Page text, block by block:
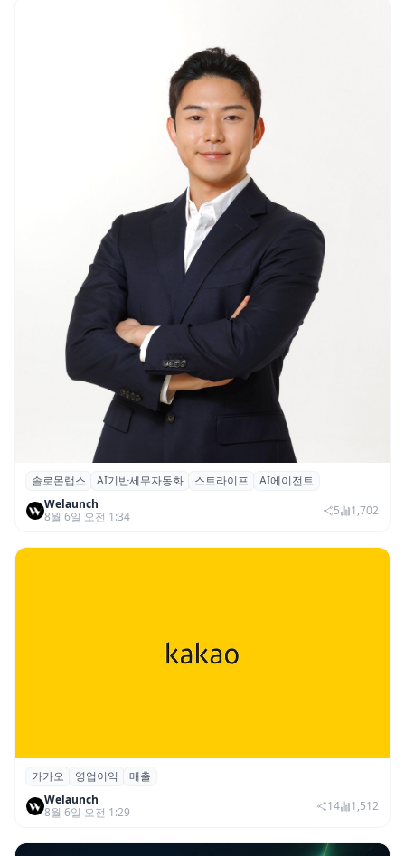
솔로몬랩스, 스트라이프 출신 이창헌 영입…
절세 전략 AI 에이전트 개발 본격화
솔로몬랩스 AI기반세무자동화 스트라이프
AI에이전트
Welaunch
8월 6일 오전 1:34
5 1,702
카카오, 2026년 2분기 매출 2조985억·영업
이익 2770억…역대 분기 최대
카카오 영업이익
매출
Welaunch
8월 6일 오전 1:29
14 1,512